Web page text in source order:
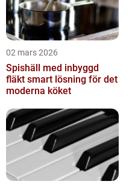
02 mars 2026
Spishäll med inbyggd
fläkt smart lösning för det
moderna köket